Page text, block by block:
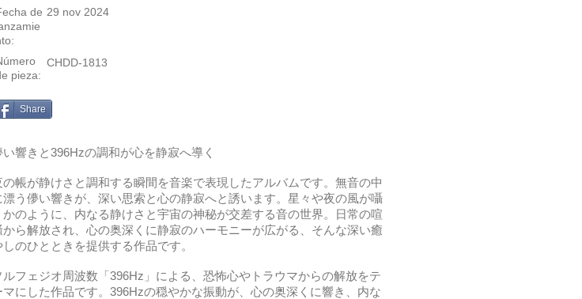
29 nov 2024
de
pieza:
CHDD-1813
Share
い響きと396Hzの調和が心を静寂へ導く
の帳が静けさと調和する瞬間を音楽で表現したアルバムです。無音の中
漂う儚い響きが、深い思索と心の静寂へと誘います。星々や夜の風が囁
かのように、内なる静けさと宇宙の神秘が交差する音の世界。日常の喧
から解放され、心の奥深くに静寂のハーモニーが広がる、そんな深い癒
しのひとときを提供する作品です。
ルフェジオ周波数「396Hz」による、恐怖心やトラウマからの解放をテ
マにした作品です。396Hzの穏やかな振動が、心の奥深くに響き、内な